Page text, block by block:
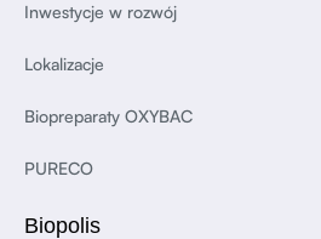
Inwestycje w rozwój
Lokalizacje
Biopreparaty OXYBAC
PURECO
Biopolis